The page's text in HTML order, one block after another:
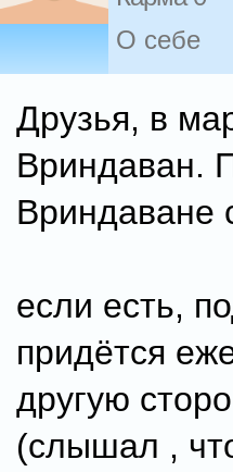
О себе
Друзья, в
Вриндаван.
Вриндаване
если есть,
придётся
другую
(слышал ,